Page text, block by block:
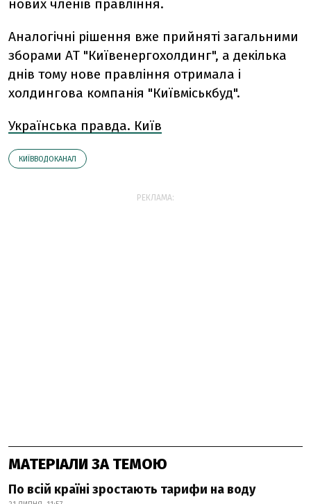
нових членів правління.
Аналогічні рішення вже прийняті загальними
зборами АТ "Київенергохолдинг", а декілька
днів тому нове правління отримала і
холдингова компанія "Київміськбуд".
Українська правда. Київ
КИЇВВОДОКАНАЛ
РЕКЛАМА:
МАТЕРІАЛИ ЗА ТЕМОЮ
По всій країні зростають тарифи на воду